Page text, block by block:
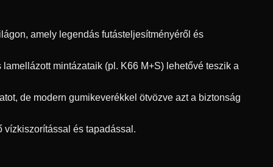
amely legendás futásteljesítményéről és
mintázataik (pl. K66 M+S) lehetővé teszik a
de modern gumikeverékkel ötvözve azt a biztonság
vízkiszorítással és tapadással.